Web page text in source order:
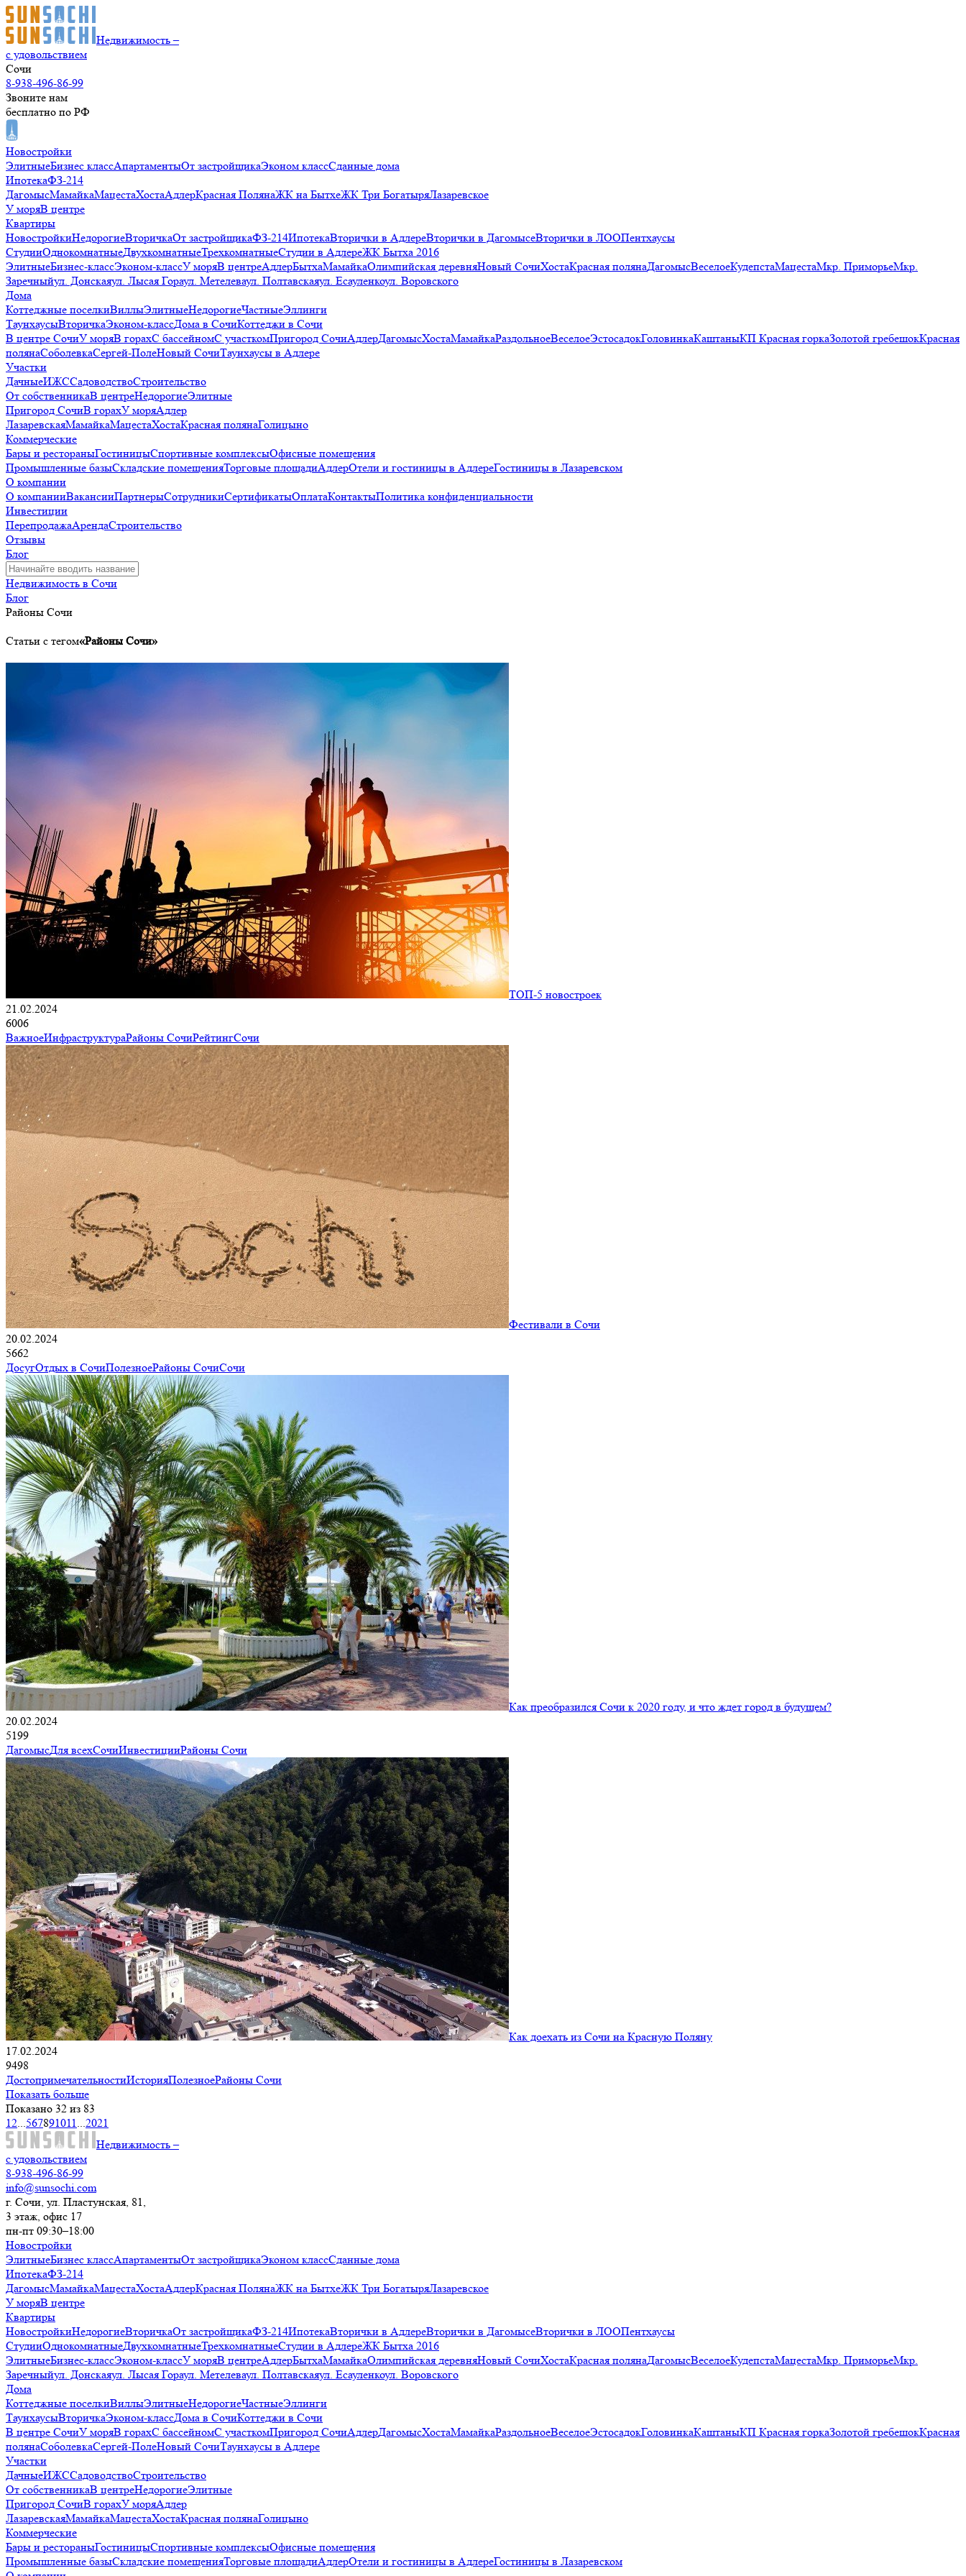
Недвижимость –
с удовольствием
Сочи
8-938-496-86-99
Звоните нам
бесплатно по РФ
Новостройки
ЭлитныеБизнес классАпартаментыОт застройщикаЭконом классСданные дома
ИпотекаФЗ-214
ДагомысМамайкаМацестаХостаАдлерКрасная ПолянаЖК на БытхеЖК Три БогатыряЛазаревское
У моряВ центре
Квартиры
НовостройкиНедорогиеВторичкаОт застройщикаФЗ-214ИпотекаВторички в АдлереВторички в ДагомысеВторички в ЛООПентхаусы
СтудииОднокомнатныеДвухкомнатныеТрехкомнатныеСтудии в АдлереЖК Бытха 2016
ЭлитныеБизнес-классЭконом-классУ моряВ центреАдлерБытхаМамайкаОлимпийская деревняНовый СочиХостаКрасная полянаДагомысВеселоеКудепстаМацестаМкр. ПриморьеМкр.
Заречныйул. Донскаяул. Лысая Гораул. Метелеваул. Полтавскаяул. Есауленкоул. Воровского
Дома
Коттеджные поселкиВиллыЭлитныеНедорогиеЧастныеЭллинги
ТаунхаусыВторичкаЭконом-классДома в СочиКоттеджи в Сочи
В центре СочиУ моряВ горахС бассейномС участкомПригород СочиАдлерДагомысХостаМамайкаРаздольноеВеселоеЭстосадокГоловинкаКаштаныКП Красная горкаЗолотой гребешокКрасная
полянаСоболевкаСергей-ПолеНовый СочиТаунхаусы в Адлере
Участки
ДачныеИЖССадоводствоСтроительство
От собственникаВ центреНедорогиеЭлитные
Пригород СочиВ горахУ моряАдлер
ЛазаревскаяМамайкаМацестаХостаКрасная полянаГолицыно
Коммерческие
Бары и рестораныГостиницыСпортивные комплексыОфисные помещения
Промышленные базыСкладские помещенияТорговые площадиАдлерОтели и гостиницы в АдлереГостиницы в Лазаревском
О компании
О компанииВакансииПартнерыСотрудникиСертификатыОплатаКонтактыПолитика конфиденциальности
Инвестиции
ПерепродажаАрендаСтроительство
Отзывы
Блог
Недвижимость в Сочи
Блог
Районы Сочи
Статьи с тегом«Районы Сочи»
ТОП-5 новостроек
21.02.2024
6006
ВажноеИнфраструктураРайоны СочиРейтингСочи
Фестивали в Сочи
20.02.2024
5662
ДосугОтдых в СочиПолезноеРайоны СочиСочи
Как преобразился Сочи к 2020 году, и что ждет город в будущем?
20.02.2024
5199
ДагомысДля всехСочиИнвестицииРайоны Сочи
Как доехать из Сочи на Красную Поляну
17.02.2024
9498
ДостопримечательностиИсторияПолезноеРайоны Сочи
Показать больше
Показано 32 из 83
12...567891011...2021
Недвижимость –
с удовольствием
8-938-496-86-99
info@sunsochi.com
г. Сочи, ул. Пластунская, 81,
3 этаж, офис 17
пн-пт 09:30–18:00
Новостройки
ЭлитныеБизнес классАпартаментыОт застройщикаЭконом классСданные дома
ИпотекаФЗ-214
ДагомысМамайкаМацестаХостаАдлерКрасная ПолянаЖК на БытхеЖК Три БогатыряЛазаревское
У моряВ центре
Квартиры
НовостройкиНедорогиеВторичкаОт застройщикаФЗ-214ИпотекаВторички в АдлереВторички в ДагомысеВторички в ЛООПентхаусы
СтудииОднокомнатныеДвухкомнатныеТрехкомнатныеСтудии в АдлереЖК Бытха 2016
ЭлитныеБизнес-классЭконом-классУ моряВ центреАдлерБытхаМамайкаОлимпийская деревняНовый СочиХостаКрасная полянаДагомысВеселоеКудепстаМацестаМкр. ПриморьеМкр.
Заречныйул. Донскаяул. Лысая Гораул. Метелеваул. Полтавскаяул. Есауленкоул. Воровского
Дома
Коттеджные поселкиВиллыЭлитныеНедорогиеЧастныеЭллинги
ТаунхаусыВторичкаЭконом-классДома в СочиКоттеджи в Сочи
В центре СочиУ моряВ горахС бассейномС участкомПригород СочиАдлерДагомысХостаМамайкаРаздольноеВеселоеЭстосадокГоловинкаКаштаныКП Красная горкаЗолотой гребешокКрасная
полянаСоболевкаСергей-ПолеНовый СочиТаунхаусы в Адлере
Участки
ДачныеИЖССадоводствоСтроительство
От собственникаВ центреНедорогиеЭлитные
Пригород СочиВ горахУ моряАдлер
ЛазаревскаяМамайкаМацестаХостаКрасная полянаГолицыно
Коммерческие
Бары и рестораныГостиницыСпортивные комплексыОфисные помещения
Промышленные базыСкладские помещенияТорговые площадиАдлерОтели и гостиницы в АдлереГостиницы в Лазаревском